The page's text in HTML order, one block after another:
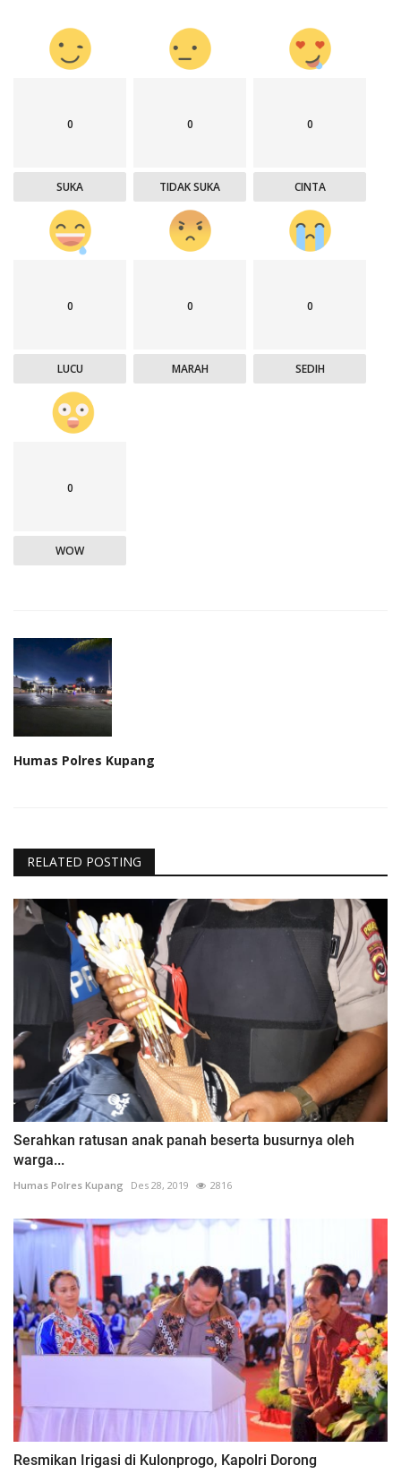
0
SUKA
0
TIDAK SUKA
0
CINTA
0
LUCU
0
MARAH
0
SEDIH
0
WOW
Humas Polres Kupang
RELATED POSTING
Serahkan ratusan anak panah beserta busurnya oleh
warga...
Humas Polres Kupang Des 28, 2019 2816
Resmikan Irigasi di Kulonprogo, Kapolri Dorong